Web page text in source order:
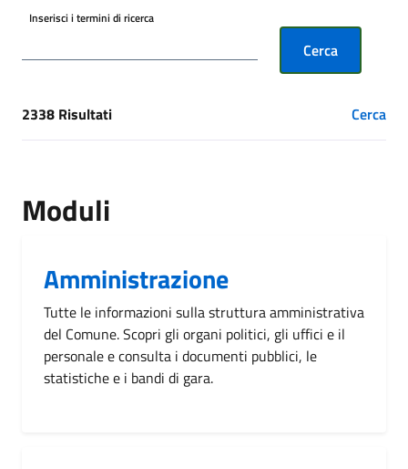
Inserisci i termini di ricerca
Cerca
[results] Risultati
2338 Risultati Cerca
Moduli
Amministrazione
Tutte le informazioni sulla struttura amministrativa
del Comune. Scopri gli organi politici, gli uffici e il
personale e consulta i documenti pubblici, le
statistiche e i bandi di gara.